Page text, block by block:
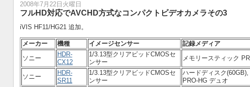
2008年7月22日火曜日
フルHD対応でAVCHD方式なコンパクトビデオカメラその3
iVIS HF11/HG21 追加。
メーカー 機種 イメージセンサー
記録メディア
ソニー
HDR-
CX12
1/3.13型クリアビッドCMOSセ
ンサー
メモリースティック
ソニー
HDR-
SR11
1/3.13型クリアビッドCMOSセ
ンサー
ハードディスク
PRO-HG デュオ